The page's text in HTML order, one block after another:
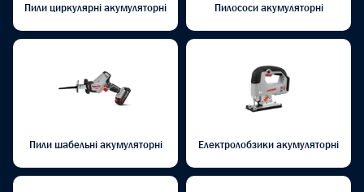
Пили циркулярні акумуляторні Пилососи акумуляторні
Пили шабельні акумуляторні Електролобзики акумуляторні